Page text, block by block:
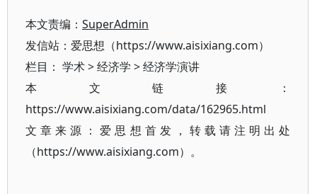
本文责编： SuperAdmin
发信站：爱思想（https://www.aisixiang.com）
栏目： 学术>经济学 >经济学演讲
本文链接：
https://www.aisixiang.com/data/162965.html
文章来源：爱思想首发，转载请注明出处
（https://www.aisixiang.com）。